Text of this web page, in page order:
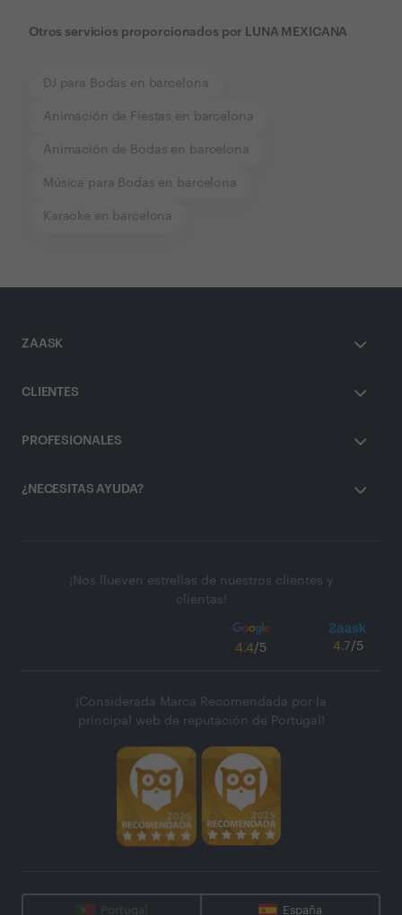
Otros servicios proporcionados por LUNA MEXICANA
DJ para Bodas en barcelona
Animación de Fiestas en barcelona
Animación de Bodas en barcelona
Música para Bodas en barcelona
Karaoke en barcelona
ZAASK
CLIENTES
PROFESIONALES
¿NECESITAS AYUDA?
¡Nos llueven estrellas de nuestros clientes y
clientas!
4.4/5 4.7/5
¡Considerada Marca Recomendada por la
principal web de reputación de Portugal!
Portugal España